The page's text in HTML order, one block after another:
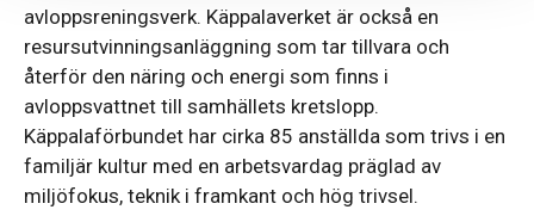
avloppsreningsverk. Käppalaverket är också en
resursutvinningsanläggning som tar tillvara och
återför den näring och energi som finns i
avloppsvattnet till samhällets kretslopp.
Käppalaförbundet har cirka 85 anställda som trivs i en
familjär kultur med en arbetsvardag präglad av
miljöfokus, teknik i framkant och hög trivsel.